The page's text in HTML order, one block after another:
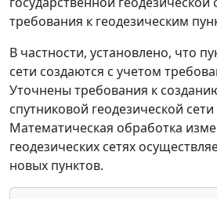
требования к геодезическим
В частности, установлено, что
сети создаются с учетом
Уточнены требования к
спутниковой геодезической сети
Математическая обработка
геодезических сетях
новых пунктов.